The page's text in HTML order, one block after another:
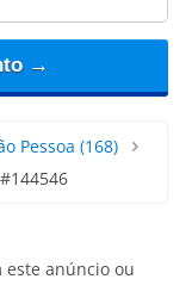
→
Pessoa (168)
este anúncio ou